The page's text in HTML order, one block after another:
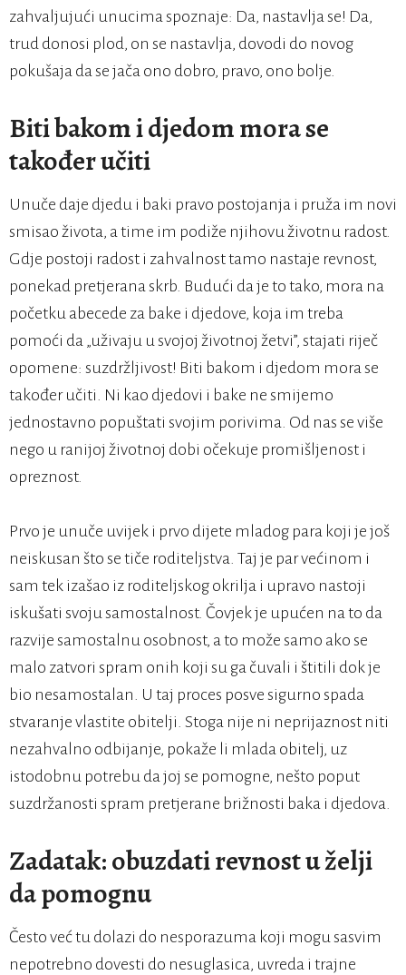
zahvaljujući unucima spoznaje: Da, nastavlja se! Da,
trud donosi plod, on se nastavlja, dovodi do novog
pokušaja da se jača ono dobro, pravo, ono bolje.
Biti bakom i djedom mora se
također učiti
Unuče daje djedu i baki pravo postojanja i pruža im novi
smisao života, a time im podiže njihovu životnu radost.
Gdje postoji radost i zahvalnost tamo nastaje revnost,
ponekad pretjerana skrb. Budući da je to tako, mora na
početku abecede za bake i djedove, koja im treba
pomoći da „uživaju u svojoj životnoj žetvi”, stajati riječ
opomene: suzdržljivost! Biti bakom i djedom mora se
također učiti. Ni kao djedovi i bake ne smijemo
jednostavno popuštati svojim porivima. Od nas se više
nego u ranijoj životnoj dobi očekuje promišljenost i
opreznost.
Prvo je unuče uvijek i prvo dijete mladog para koji je još
neiskusan što se tiče roditeljstva. Taj je par većinom i
sam tek izašao iz roditeljskog okrilja i upravo nastoji
iskušati svoju samostalnost. Čovjek je upućen na to da
razvije samostalnu osobnost, a to može samo ako se
malo zatvori spram onih koji su ga čuvali i štitili dok je
bio nesamostalan. U taj proces posve sigurno spada
stvaranje vlastite obitelji. Stoga nije ni neprijaznost niti
nezahvalno odbijanje, pokaže li mlada obitelj, uz
istodobnu potrebu da joj se pomogne, nešto poput
suzdržanosti spram pretjerane brižnosti baka i djedova.
Zadatak: obuzdati revnost u želji
da pomognu
Često već tu dolazi do nesporazuma koji mogu sasvim
nepotrebno dovesti do nesuglasica, uvreda i trajne